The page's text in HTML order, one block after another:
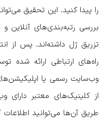
را پیدا کنید. این تحقیق
بررسی رتبه‌بندی‌های آنلاین
تزریق ژل داشته‌اند. پس از
راه‌های ارتباطی ارائه شده
وب‌سایت رسمی یا
از کلینیک‌های معتبر
طریق آن‌ها می‌توانید